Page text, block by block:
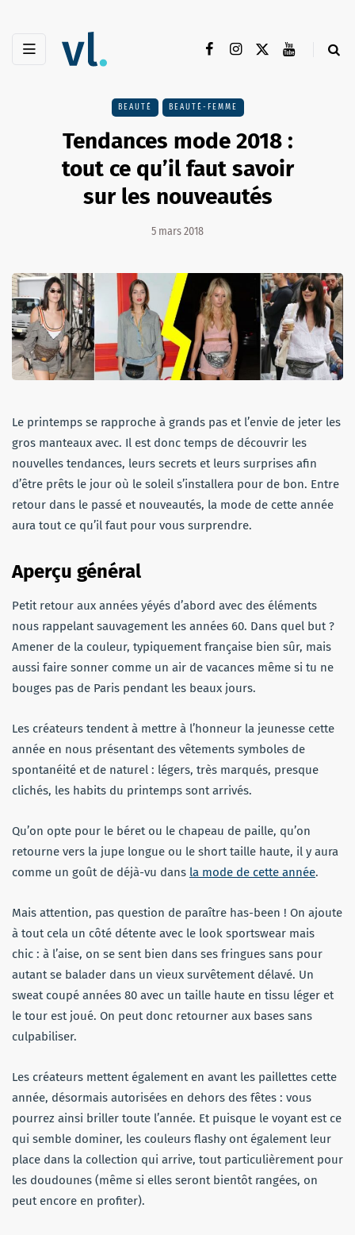
BEAUTÉ BEAUTÉ-FEMME
Tendances mode 2018 :
tout ce qu’il faut savoir
sur les nouveautés
5 mars 2018
Le printemps se rapproche à grands pas et l’envie de jeter les
gros manteaux avec. Il est donc temps de découvrir les
nouvelles tendances, leurs secrets et leurs surprises afin
d’être prêts le jour où le soleil s’installera pour de bon. Entre
retour dans le passé et nouveautés, la mode de cette année
aura tout ce qu’il faut pour vous surprendre.
Aperçu général
Petit retour aux années yéyés d’abord avec des éléments
nous rappelant sauvagement les années 60. Dans quel but ?
Amener de la couleur, typiquement française bien sûr, mais
aussi faire sonner comme un air de vacances même si tu ne
bouges pas de Paris pendant les beaux jours.
Les créateurs tendent à mettre à l’honneur la jeunesse cette
année en nous présentant des vêtements symboles de
spontanéité et de naturel : légers, très marqués, presque
clichés, les habits du printemps sont arrivés.
Qu’on opte pour le béret ou le chapeau de paille, qu’on
retourne vers la jupe longue ou le short taille haute, il y aura
comme un goût de déjà-vu dans la mode de cette année.
Mais attention, pas question de paraître has-been ! On ajoute
à tout cela un côté détente avec le look sportswear mais
chic : à l’aise, on se sent bien dans ses fringues sans pour
autant se balader dans un vieux survêtement délavé. Un
sweat coupé années 80 avec un taille haute en tissu léger et
le tour est joué. On peut donc retourner aux bases sans
culpabiliser.
Les créateurs mettent également en avant les paillettes cette
année, désormais autorisées en dehors des fêtes : vous
pourrez ainsi briller toute l’année. Et puisque le voyant est ce
qui semble dominer, les couleurs flashy ont également leur
place dans la collection qui arrive, tout particulièrement pour
les doudounes (même si elles seront bientôt rangées, on
peut encore en profiter).